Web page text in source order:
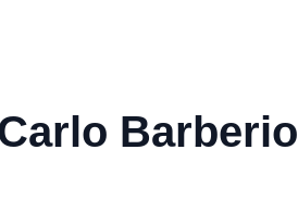
Barberio